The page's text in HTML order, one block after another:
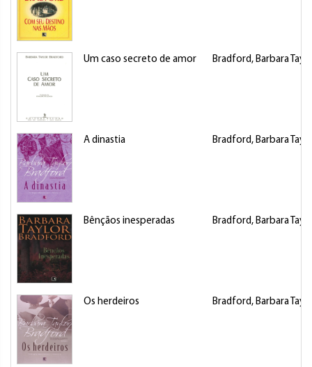
Um caso secreto de amor Bradford, Barbara
A dinastia Bradford, Barbara
Bênçãos inesperadas Bradford, Barbara
Os herdeiros Bradford, Barbara